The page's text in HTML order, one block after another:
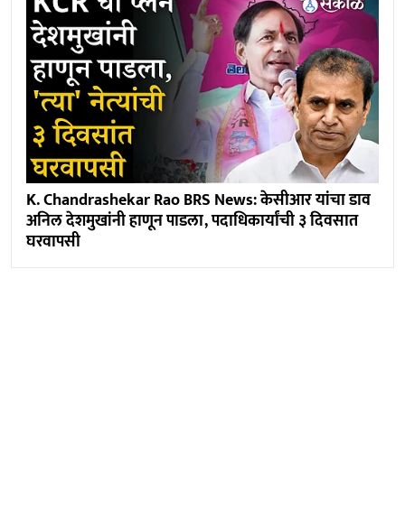
K. Chandrashekar Rao BRS News: केसीआर यांचा डाव
अनिल देशमुखांनी हाणून पाडला, पदाधिकार्यांची ३ दिवसात
घरवापसी